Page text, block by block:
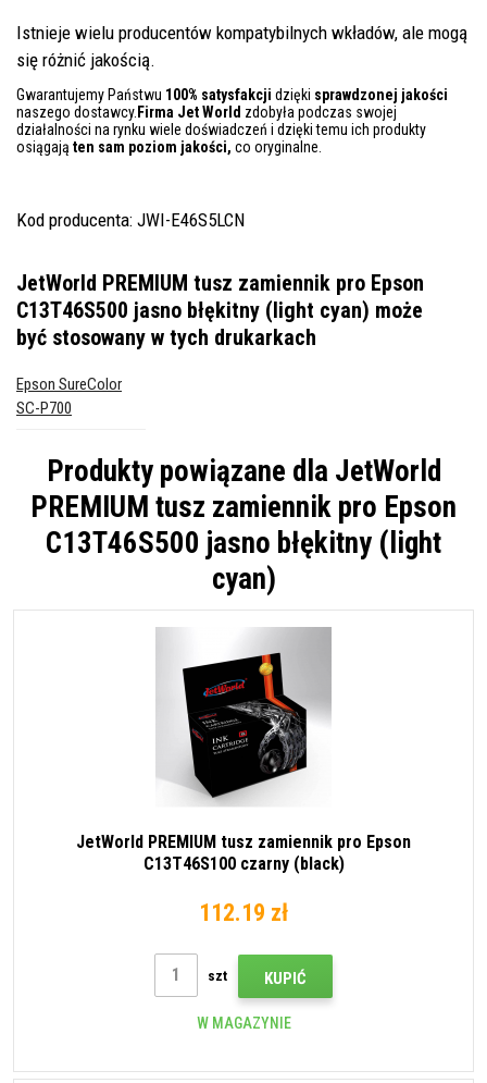
Istnieje wielu producentów kompatybilnych wkładów, ale mogą
się różnić jakością.
Gwarantujemy Państwu 100% satysfakcji dzięki sprawdzonej jakości
naszego dostawcy. Firma Jet World zdobyła podczas swojej
działalności na rynku wiele doświadczeń i dzięki temu ich produkty
osiągają ten sam poziom jakości, co oryginalne.
Kod producenta: JWI-E46S5LCN
JetWorld PREMIUM tusz zamiennik pro Epson
C13T46S500 jasno błękitny (light cyan) może
być stosowany w tych drukarkach
Epson SureColor
SC-P700
Produkty powiązane dla JetWorld
PREMIUM tusz zamiennik pro Epson
C13T46S500 jasno błękitny (light
cyan)
JetWorld PREMIUM tusz zamiennik pro Epson
C13T46S100 czarny (black)
112.19 zł
szt KUPIĆ
W MAGAZYNIE